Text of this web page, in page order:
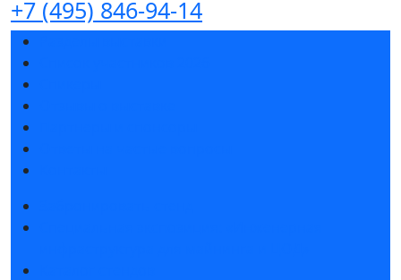
+7 (495) 846-94-14